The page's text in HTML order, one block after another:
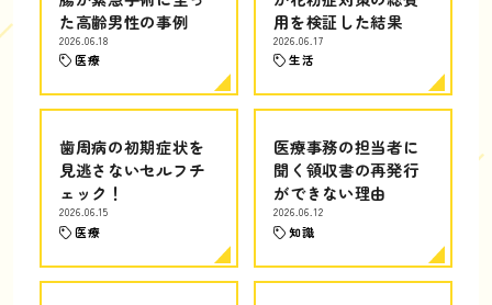
た高齢男性の事例
2026.06.18
医療
用を検証した結果
2026.06.17
生活
歯周病の初期症状を
見逃さないセルフチ
ェック！
2026.06.15
医療
医療事務の担当者に
聞く領収書の再発行
ができない理由
2026.06.12
知識